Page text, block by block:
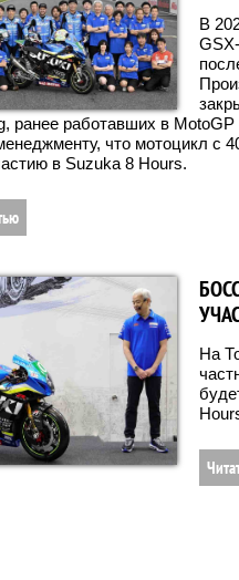
В
ранее работавших в
что мотоцикл с
в Suzuka 8 Hours.
На